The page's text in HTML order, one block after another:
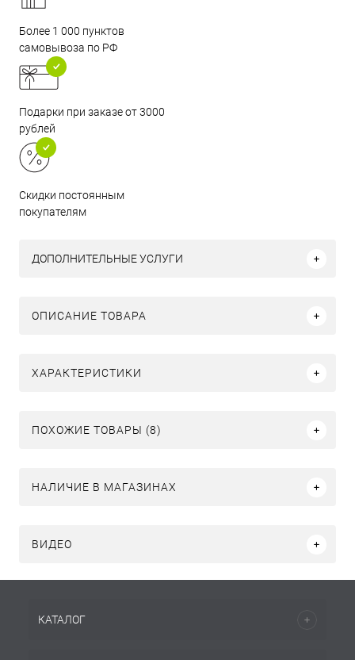
Более 1 000 пунктов
самовывоза по РФ
Подарки при заказе от 3000
рублей
Скидки постоянным
покупателям
ДОПОЛНИТЕЛЬНЫЕ УСЛУГИ
ОПИСАНИЕ ТОВАРА
ХАРАКТЕРИСТИКИ
ПОХОЖИЕ ТОВАРЫ (8)
НАЛИЧИЕ В МАГАЗИНАХ
ВИДЕО
КАТАЛОГ